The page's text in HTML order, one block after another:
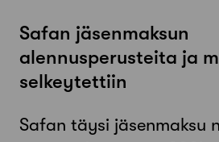
Safan jäsenmaksun
alennusperusteita ja
selkeytettiin
Safan täysi jäsenmaksu